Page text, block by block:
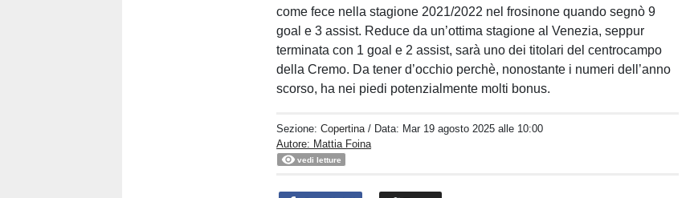
come fece nella stagione 2021/2022 nel frosinone quando segnò 9
goal e 3 assist. Reduce da un’ottima stagione al Venezia, seppur
terminata con 1 goal e 2 assist, sarà uno dei titolari del centrocampo
della Cremo. Da tener d’occhio perchè, nonostante i numeri dell’anno
scorso, ha nei piedi potenzialmente molti bonus.
Sezione:Copertina / Data: Mar 19 agosto 2025 alle 10:00
Autore: Mattia Foina
vedi letture